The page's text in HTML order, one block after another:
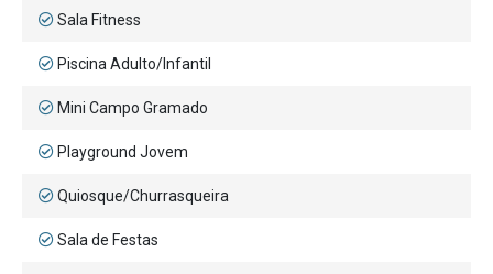
Sala Fitness
Piscina Adulto/Infantil
Mini Campo Gramado
Playground Jovem
Quiosque/Churrasqueira
Sala de Festas